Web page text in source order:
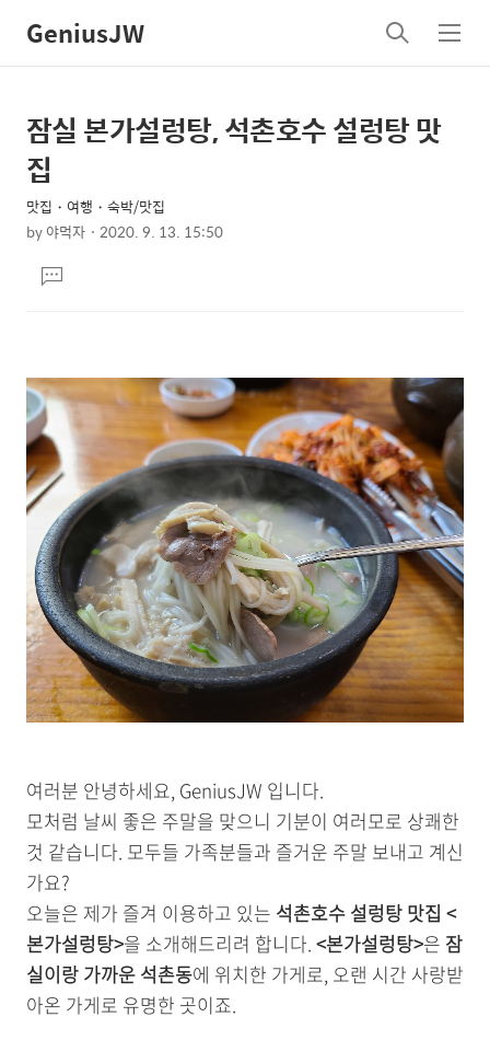
GeniusJW
검
색
메
뉴
상
세
컨
텐
본
문
제
목
잠실 본가설렁탕, 석촌호수 설렁탕 맛
집
맛집・여행・숙박/맛집
by야먹자 2020. 9. 13. 15:50
문댓
글
여러분 안녕하세요, GeniusJW 입니다.
모처럼 날씨 좋은 주말을 맞으니 기분이 여러모로 상쾌한
것 같습니다. 모두들 가족분들과 즐거운 주말 보내고 계신
가요?
오늘은 제가 즐겨 이용하고 있는 석촌호수 설렁탕 맛집 <
본가설렁탕>을 소개해드리려 합니다. <본가설렁탕>은 잠
실이랑 가까운 석촌동에 위치한 가게로, 오랜 시간 사랑받
아온 가게로 유명한 곳이죠.